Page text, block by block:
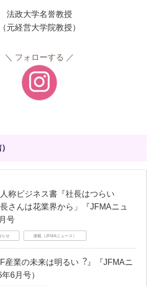
法政大学名誉教授
（元経営大学院教授）
フォローする
人称ビジネス書『社長はつらい
さんは花業界から」『JFMAニュ
号
らせ 連載（JFMAニュース）
F産業の未来は明るい︖』『JFMAニ
6月号）